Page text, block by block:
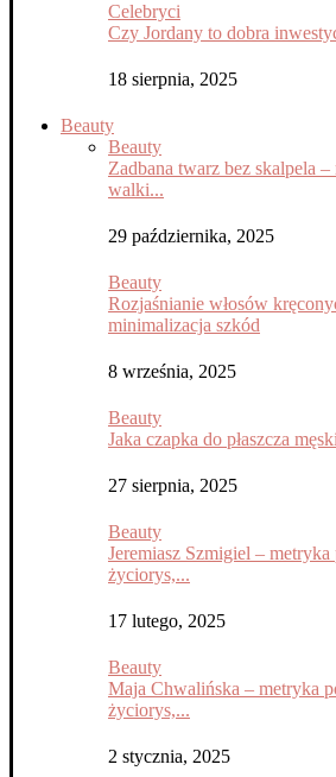
Celebryci
Czy Jordany to dobra
18 sierpnia, 2025
Beauty
Beauty
Zadbana twarz bez skalpela
walki...
29 października, 2025
Beauty
Rozjaśnianie włosów
minimalizacja szkód
8 września, 2025
Beauty
Jaka czapka do płaszcza
27 sierpnia, 2025
Beauty
Jeremiasz Szmigiel –
życiorys,...
17 lutego, 2025
Beauty
Maja Chwalińska – metryka
życiorys,...
2 stycznia, 2025